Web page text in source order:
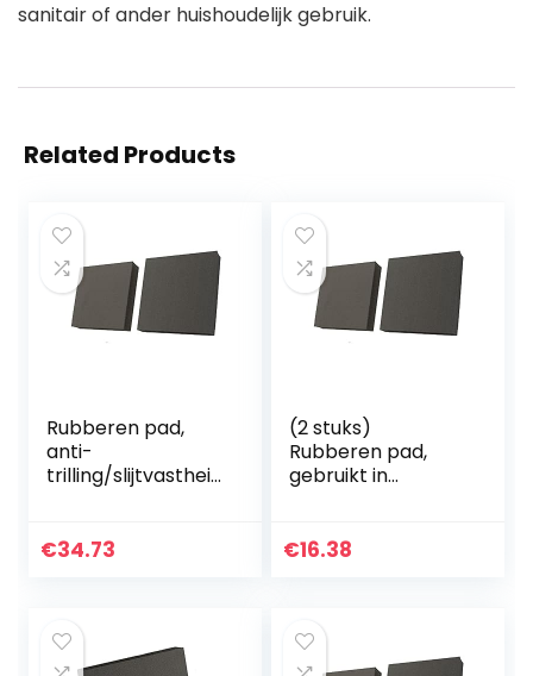
sanitair of ander huishoudelijk gebruik.
Related Products
Rubberen pad,
anti-
trilling/slijtvastheid
machines
€34.73
(2 stuks)
Rubberen pad,
gebruikt in
50x50x10mm
€16.38